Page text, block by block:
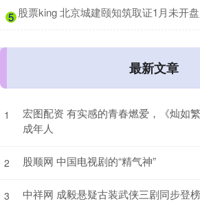
5 股票king 北京城建颐知筑取证1月未开
最新文章
1
宏图配资 有实感的青春燃爱，《灿如
成年人
2 股顺网 中国电视剧的“精气神”
3 中祥网 成毅悬疑古装武侠三剧同步登